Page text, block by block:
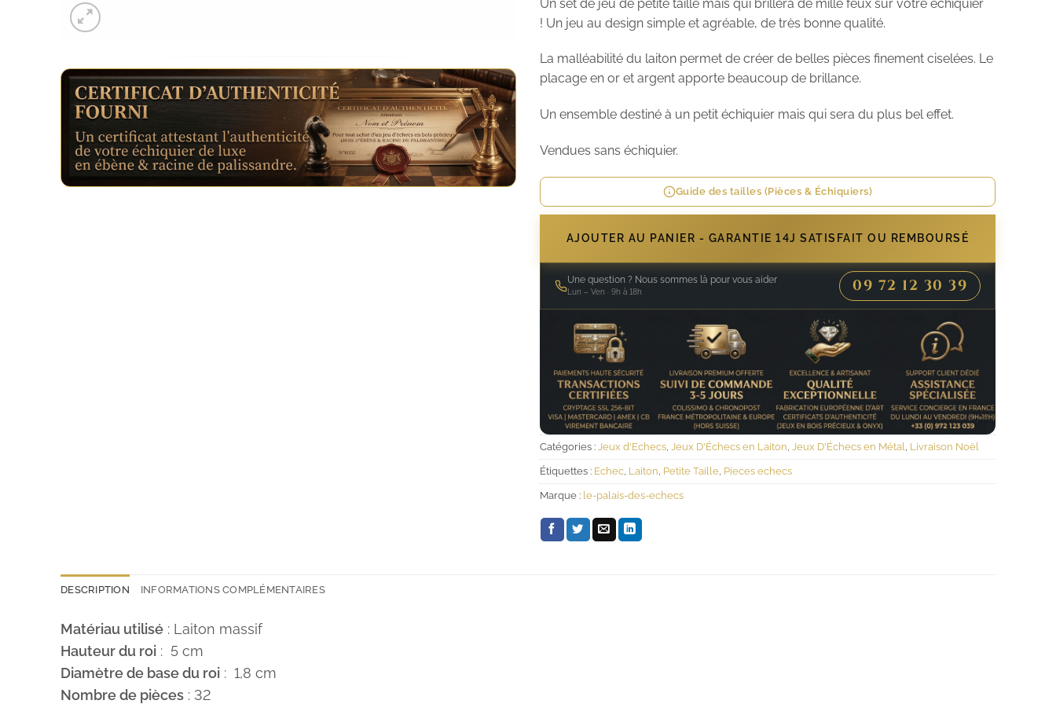
Un set de jeu de petite taille mais qui brillera de mille feux sur votre échiquier
! Un jeu au design simple et agréable, de très bonne qualité.
La malléabilité du laiton permet de créer de belles pièces finement ciselées. Le
placage en or et argent apporte beaucoup de brillance.
Un ensemble destiné à un petit échiquier mais qui sera du plus bel effet.
Vendues sans échiquier.
Guide des tailles (Pièces & Échiquiers)
AJOUTER AU PANIER - GARANTIE 14J SATISFAIT OU REMBOURSÉ
Une question ? Nous sommes là pour vous aider
Lun – Ven · 9h à 18h 09 72 12 30 39
Catégories : Jeux d'Echecs, Jeux D'Échecs en Laiton, Jeux D'Échecs en Métal, Livraison Noël
Étiquettes : Echec, Laiton, Petite Taille, Pieces echecs
Marque : le-palais-des-echecs
DESCRIPTION INFORMATIONS COMPLÉMENTAIRES
Matériau utilisé : Laiton massif
Hauteur du roi : 5 cm
Diamètre de base du roi : 1,8 cm
Nombre de pièces : 32